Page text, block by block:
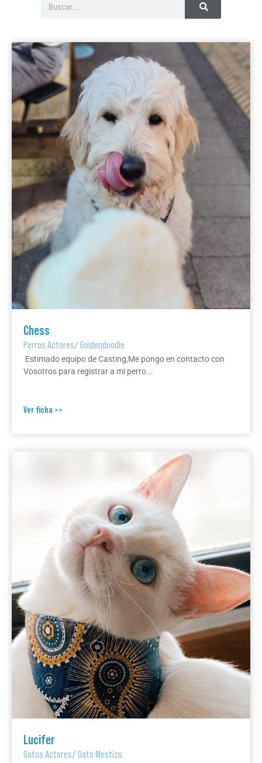
Chess
Perros Actores/Goldendoodle
Estimado equipo de Casting,Me pongo en contacto con
Vosotros para registrar a mi perro...
Ver ficha >>
Lucifer
Gatos Actores/Gato Mestizo